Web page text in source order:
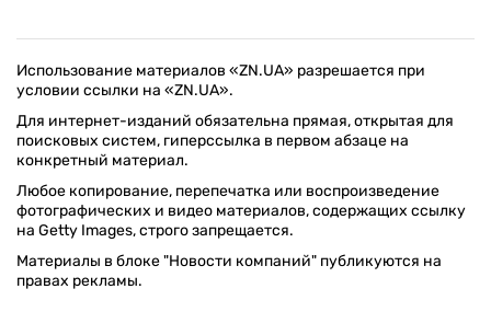
Использование материалов «ZN.UA» разрешается при
условии ссылки на «ZN.UA».
Для интернет-изданий обязательна прямая, открытая для
поисковых систем, гиперссылка в первом абзаце на
конкретный материал.
Любое копирование, перепечатка или воспроизведение
фотографических и видео материалов, содержащих ссылку
на Getty Images, строго запрещается.
Материалы в блоке "Новости компаний" публикуются на
правах рекламы.